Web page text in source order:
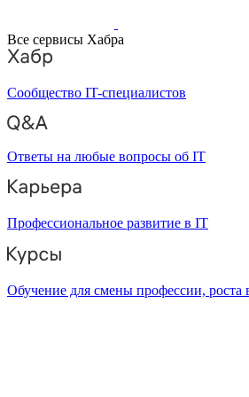
Все сервисы Хабра
Сообщество IT-специалистов
Ответы на любые вопросы об IT
Профессиональное развитие в IT
Обучение для смены профессии, роста